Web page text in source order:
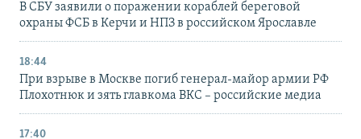
В СБУ заявили о поражении кораблей береговой
охраны ФСБ в Керчи и НПЗ в российском Ярославле
18:44
При взрыве в Москве погиб генерал-майор армии РФ
Плохотнюк и зять главкома ВКС – российские медиа
17:40